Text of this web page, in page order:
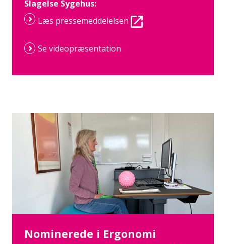
Slagelse Sygehus:
Læs pressemeddelelsen
Se videopræsentation
Nominerede i Ergonomi